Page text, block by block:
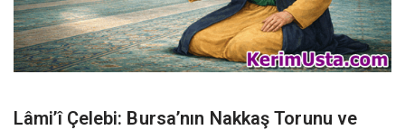
Lâmi’î Çelebi: Bursa’nın Nakkaş Torunu ve